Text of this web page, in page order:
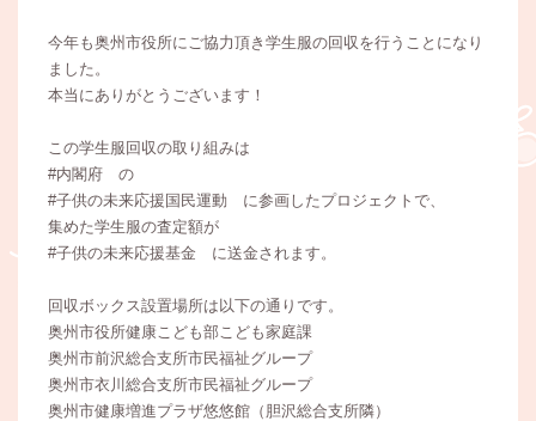
今年も奥州市役所にご協力頂き学生服の回収を行うことになり
ました。
本当にありがとうございます！
この学生服回収の取り組みは
#内閣府 の
#子供の未来応援国民運動 に参画したプロジェクトで、
集めた学生服の査定額が
#子供の未来応援基金 に送金されます。
回収ボックス設置場所は以下の通りです。
奥州市役所健康こども部こども家庭課
奥州市前沢総合支所市民福祉グループ
奥州市衣川総合支所市民福祉グループ
奥州市健康増進プラザ悠悠館（胆沢総合支所隣）